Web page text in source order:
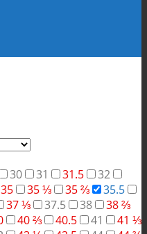
30 31 31.5
32
35 35 ⅓ 35 ⅔
35.5
37 ⅓ 37.5 38
38 ⅔
40 ⅔ 40.5 41
41 ⅓